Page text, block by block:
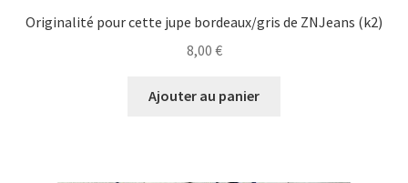
Originalité pour cette jupe bordeaux/gris de ZNJeans (k2)
8,00 €
Ajouter au panier